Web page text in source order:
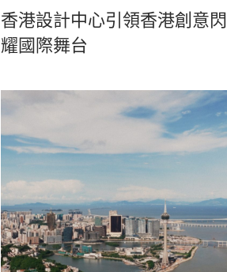
香港設計中心引領香港創意閃
耀國際舞台